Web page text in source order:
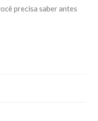
precisa saber antes